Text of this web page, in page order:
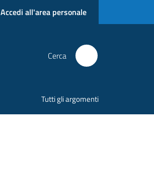
Accedi all'area personale
Cerca
Tutti gli argomenti